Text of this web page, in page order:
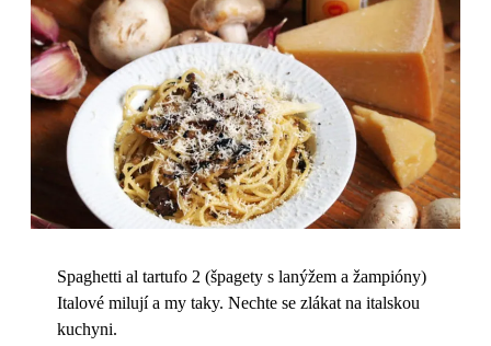
Spaghetti al tartufo 2 (špagety s lanýžem a žampióny)
Italové milují a my taky. Nechte se zlákat na italskou
kuchyni.